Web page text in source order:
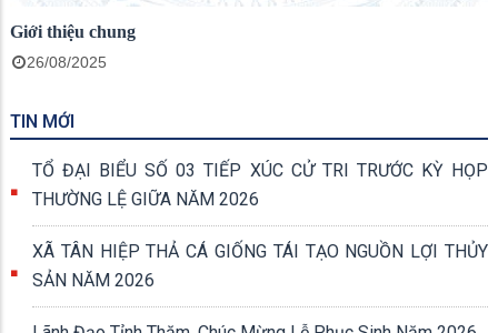
Giới thiệu chung
26/08/2025
TIN MỚI
TỔ ĐẠI BIỂU SỐ 03 TIẾP XÚC CỬ TRI TRƯỚC KỲ HỌP
THƯỜNG LỆ GIỮA NĂM 2026
XÃ TÂN HIỆP THẢ CÁ GIỐNG TÁI TẠO NGUỒN LỢI THỦY
SẢN NĂM 2026